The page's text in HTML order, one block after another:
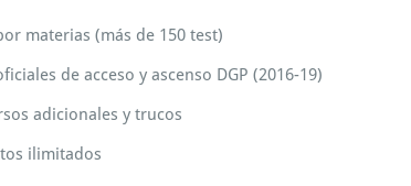
materias (más de 150 test)
de acceso y ascenso DGP (2016-19)
adicionales y trucos
ilimitados‬